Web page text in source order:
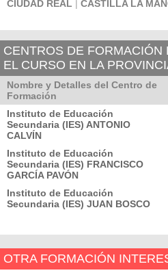
CIUDAD REAL | CASTILLA LA
CENTROS DE FORMACIÓN
EL CURSO EN LA
Nombre y Detalles del Centro de
Formación
Instituto de Educación
Secundaria (IES) ANTONIO
CALVÍN
Instituto de Educación
Secundaria (IES) FRANCISCO
GARCÍA PAVÓN
Instituto de Educación
Secundaria (IES) JUAN BOSCO
OTRA FORMACIÓN